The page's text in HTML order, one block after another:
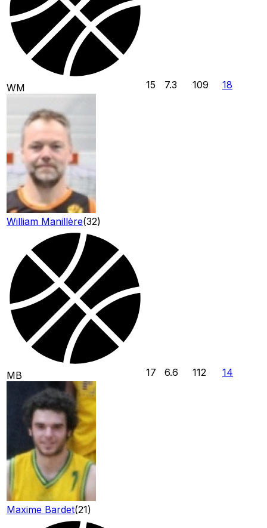
WM
William Manillère(32)
15 7.3 109 18
MB
Maxime Bardet(21)
17 6.6 112 14